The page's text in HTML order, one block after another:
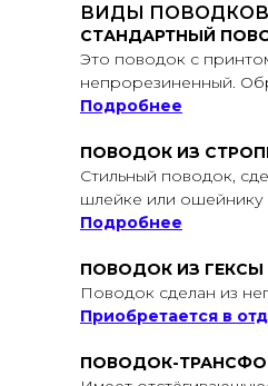
ВИДЫ ПОВОДКОВ
СТАНДАРТНЫЙ
Это поводок с
непрорезиненный.
Подробнее
ПОВОДОК ИЗ
Стильный поводок,
шлейке или ошейнику
Подробнее
ПОВОДОК ИЗ ГЕКСЫ
Поводок сделан из
Приобретается в
ПОВОДОК-